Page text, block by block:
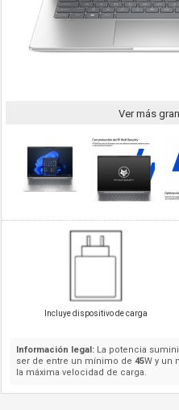
Ver más
Incluye dispositivo de carga
Información legal:La potencia
ser de entre un mínimo de 45W y un
la máxima velocidad de carga.